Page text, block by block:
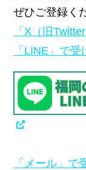
ぜひご登録く
「X（旧
「LINE」で
「メール」で